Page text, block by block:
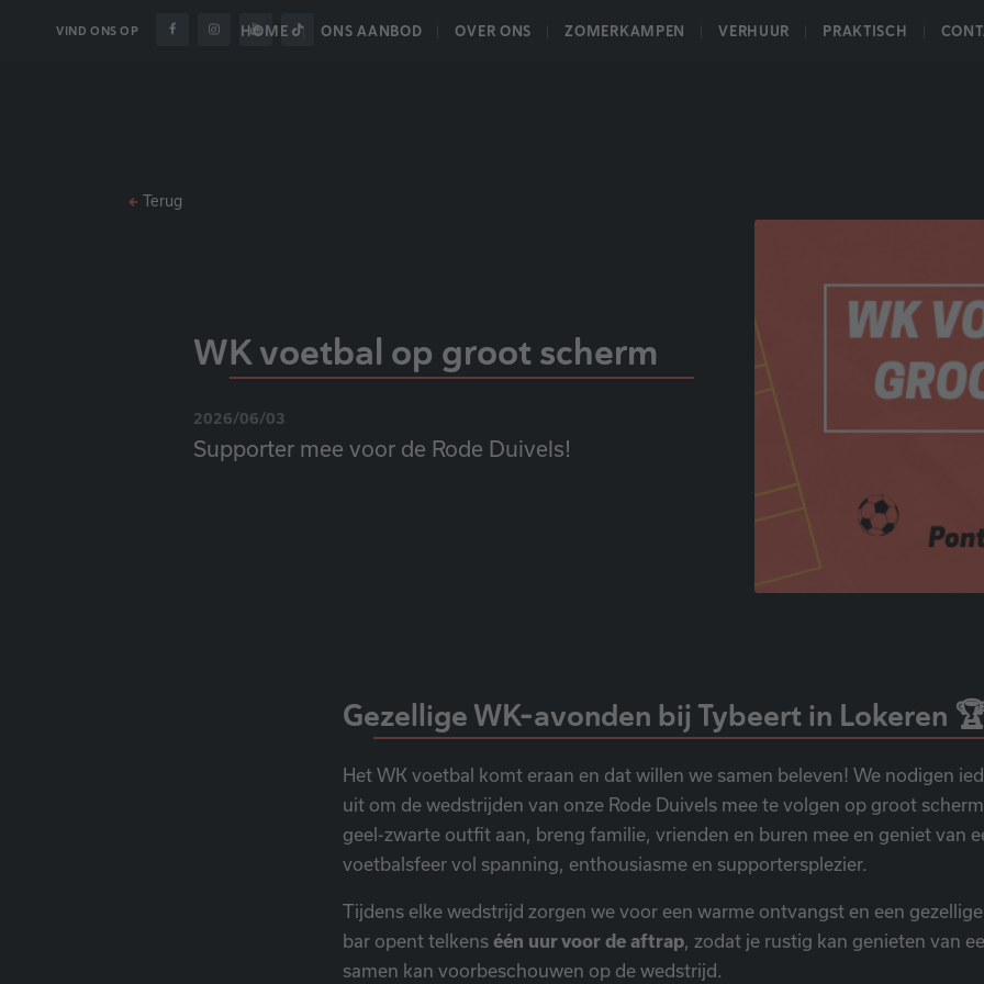
VIND ONS OP HOME ONS AANBOD OVER ONS ZOMERKAMPEN VERHUUR PRAKTISCH
WK voetbal op groot scherm
2026/06/03
Supporter mee voor de Rode Duivels!
Terug
Gezellige WK-avonden bij Tybeert in Lokeren
Het WK voetbal komt eraan en dat willen we samen beleven! We nodigen
uit om de wedstrijden van onze Rode Duivels mee te volgen op groot
geel-zwarte outfit aan, breng familie, vrienden en buren mee en geniet van
voetbalsfeer vol spanning, enthousiasme en supportersplezier.
Tijdens elke wedstrijd zorgen we voor een warme ontvangst en een
bar opent telkens één uur voor de aftrap, zodat je rustig kan genieten van
samen kan voorbeschouwen op de wedstrijd.